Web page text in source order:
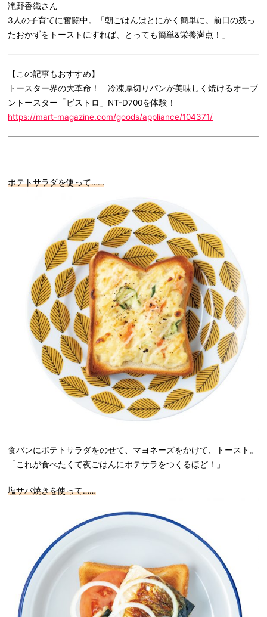
滝野香織さん
3人の子育てに奮闘中。「朝ごはんはとにかく簡単に。前日の残っ
たおかずをトーストにすれば、とっても簡単&栄養満点！」
【この記事もおすすめ】
トースター界の大革命！ 冷凍厚切りパンが美味しく焼けるオーブ
ントースター「ビストロ」NT-D700を体験！
https://mart-magazine.com/goods/appliance/104371/
ポテトサラダを使って……
食パンにポテトサラダをのせて、マヨネーズをかけて、トースト。
「これが食べたくて夜ごはんにポテサラをつくるほど！」
塩サバ焼きを使って……